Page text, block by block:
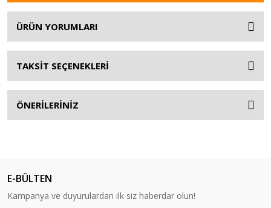
ÜRÜN YORUMLARI
TAKSİT SEÇENEKLERİ
ÖNERİLERİNİZ
E-BÜLTEN
Kampanya ve duyurulardan ilk siz haberdar olun!